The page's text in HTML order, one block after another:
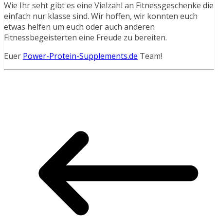
Wie Ihr seht gibt es eine Vielzahl an Fitnessgeschenke die
einfach nur klasse sind. Wir hoffen, wir konnten euch
etwas helfen um euch oder auch anderen
Fitnessbegeisterten eine Freude zu bereiten.
Euer Power-Protein-Supplements.de Team!